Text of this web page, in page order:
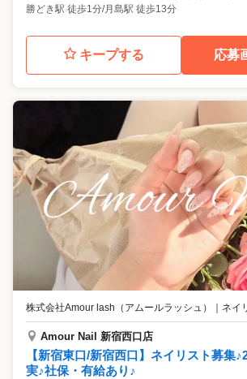
勝どき駅 徒歩1分/月島駅 徒歩13分
キープする 応募
株式会社Amour lash（アムールラッシュ） ネイ
Amour Nail 新宿西口店
【新宿東口/新宿西口】ネイリスト募集
実♪社保・有給あり♪